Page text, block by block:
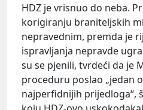
HDZ je vrisnuo do neba.
korigiranju braniteljskih
nepravednim, premda je
ispravljanja nepravde
su se pjenili, tvrdeći da je
proceduru poslao „jedan
najperfidnijih prijedloga“,